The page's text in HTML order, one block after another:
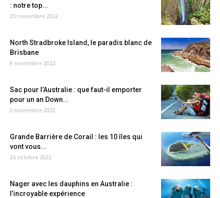
: notre top...
23 novembre 2022
North Stradbroke Island, le paradis blanc de
Brisbane
9 novembre 2022
Sac pour l’Australie : que faut-il emporter
pour un an Down...
2 novembre 2022
Grande Barrière de Corail : les 10 îles qui
vont vous...
26 octobre 2022
Nager avec les dauphins en Australie :
l’incroyable expérience